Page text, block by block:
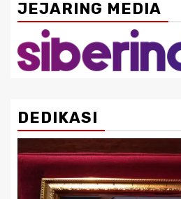
JEJARING MEDIA
DEDIKASI